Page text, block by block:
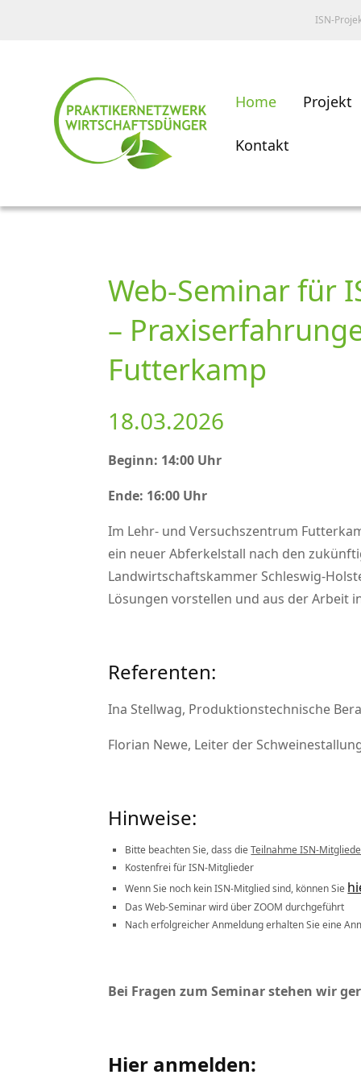
ISN-
Home Projekt
Kontakt
Web-Seminar für
–
Futterkamp
18.03.2026
Beginn: 14:00 Uhr
Ende: 16:00 Uhr
Im Lehr- und Versuchszentrum
ein neuer Abferkelstall nach den
Landwirtschaftskammer Schleswig-
Lösungen vorstellen und aus der Arbeit
Referenten:
Ina Stellwag, Produktionstechnische
Florian Newe, Leiter der
Hinweise:
Bitte beachten Sie, dass dieTeilnahme ISN-
Kostenfrei für ISN-Mitglieder
Wenn Sie noch kein ISN-Mitglied sind, können Sie
Das Web-Seminar wird über ZOOM durchgeführt
Nach erfolgreicher Anmeldung erhalten Sie eine
Bei Fragen zum Seminar stehen wir
Hier anmelden: